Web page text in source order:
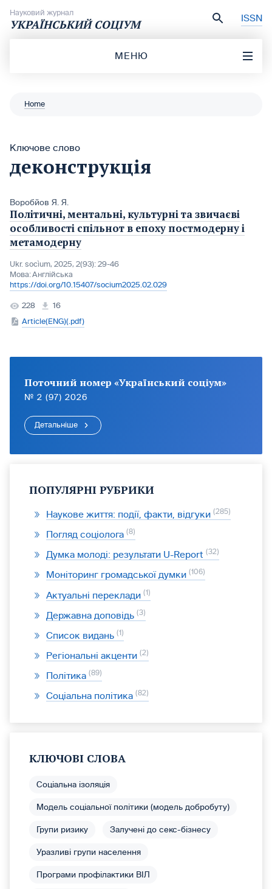
Науковий журнал
УКРАЇНСЬКИЙ СОЦІУМ ISSN
МЕНЮ
Home
Ключове слово
деконструкція
Воробйов Я. Я.
Політичні, ментальні, культурні та звичаєві
особливості спільнот в епоху постмодерну і
метамодерну
Ukr. socìum, 2025, 2(93): 29-46
Мова:Англійська
https://doi.org/10.15407/socium2025.02.029
228
16
Article(ENG)(.pdf)
Поточний номер «Український соціум»
№ 2 (97) 2026
Детальніше
ПОПУЛЯРНІ РУБРИКИ
Наукове життя: події, факти, відгуки 285
Погляд соціолога 8
Думка молоді: результати U-Report 32
Моніторинг громадської думки 106
Актуальні переклади 1
Державна доповідь 3
Список видань 1
Регіональні акценти 2
Політика 89
Соціальна політика 82
КЛЮЧОВІ СЛОВА
Соціальна ізоляція
Модель соціальної політики (модель добробуту)
Групи ризику Залучені до секс-бізнесу
Уразливі групи населення
Програми профілактики ВІЛ